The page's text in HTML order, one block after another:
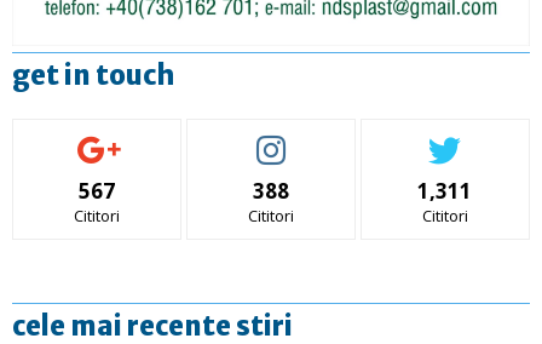
get in touch
567
Cititori
388
Cititori
1,311
Cititori
cele mai recente stiri